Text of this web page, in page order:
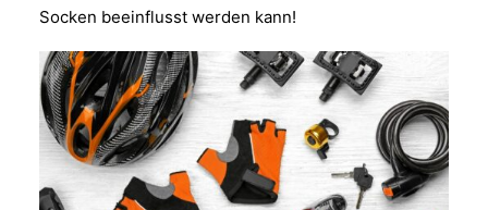
Socken beeinflusst werden kann!